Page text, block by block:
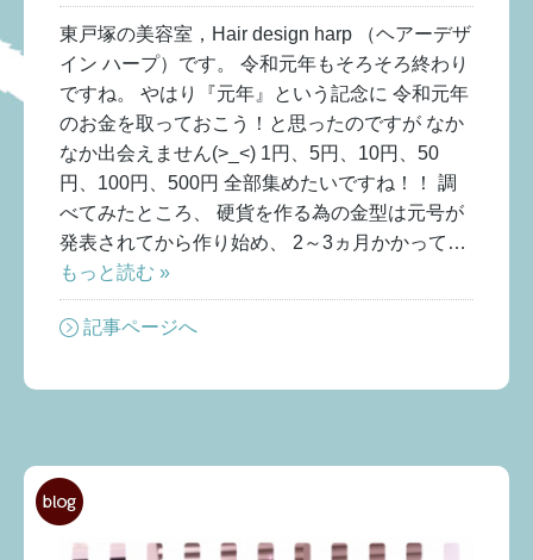
東戸塚の美容室，Hair design harp （ヘアーデザ
イン ハープ）です。 令和元年もそろそろ終わり
ですね。 やはり『元年』という記念に 令和元年
のお金を取っておこう！と思ったのですが なか
なか出会えません(>_<) 1円、5円、10円、50
円、100円、500円 全部集めたいですね！！ 調
べてみたところ、 硬貨を作る為の金型は元号が
発表されてから作り始め、 2～3ヵ月かかって…
もっと読む »
記事ページへ